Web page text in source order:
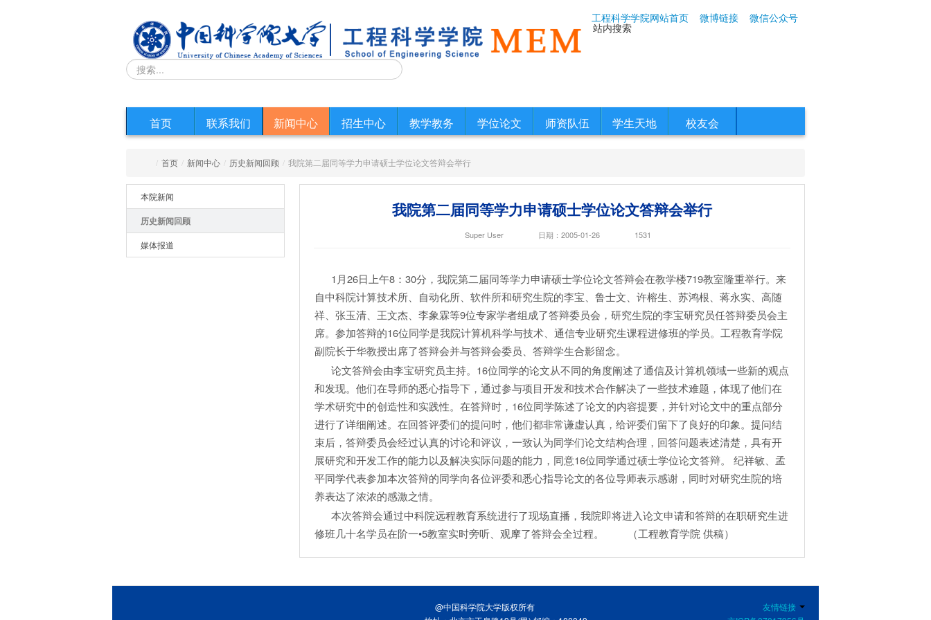
工程科学学院网站首页 微博链接 微信公众号
站内搜索
首页 联系我们 新闻中心 招生中心 教学教务 学位论文 师资队伍 学生天地 校友会
/ 首页 / 新闻中心 / 历史新闻回顾 / 我院第二届同等学力申请硕士学位论文答辩会举行
本院新闻
历史新闻回顾
媒体报道
我院第二届同等学力申请硕士学位论文答辩会举行
Super User 日期：2005-01-26 1531
1月26日上午8：30分，我院第二届同等学力申请硕士学位论文答辩会在教学楼719教室隆重举行。来
自中科院计算技术所、自动化所、软件所和研究生院的李宝、鲁士文、许榕生、苏鸿根、蒋永实、高随
祥、张玉清、王文杰、李象霖等9位专家学者组成了答辩委员会，研究生院的李宝研究员任答辩委员会主
席。参加答辩的16位同学是我院计算机科学与技术、通信专业研究生课程进修班的学员。工程教育学院
副院长于华教授出席了答辩会并与答辩会委员、答辩学生合影留念。
论文答辩会由李宝研究员主持。16位同学的论文从不同的角度阐述了通信及计算机领域一些新的观点
和发现。他们在导师的悉心指导下，通过参与项目开发和技术合作解决了一些技术难题，体现了他们在
学术研究中的创造性和实践性。在答辩时，16位同学陈述了论文的内容提要，并针对论文中的重点部分
进行了详细阐述。在回答评委们的提问时，他们都非常谦虚认真，给评委们留下了良好的印象。提问结
束后，答辩委员会经过认真的讨论和评议，一致认为同学们论文结构合理，回答问题表述清楚，具有开
展研究和开发工作的能力以及解决实际问题的能力，同意16位同学通过硕士学位论文答辩。 纪祥敏、孟
平同学代表参加本次答辩的同学向各位评委和悉心指导论文的各位导师表示感谢，同时对研究生院的培
养表达了浓浓的感激之情。
本次答辩会通过中科院远程教育系统进行了现场直播，我院即将进入论文申请和答辩的在职研究生进
修班几十名学员在阶一•5教室实时旁听、观摩了答辩会全过程。 （工程教育学院 供稿）
友情链接
@中国科学院大学版权所有